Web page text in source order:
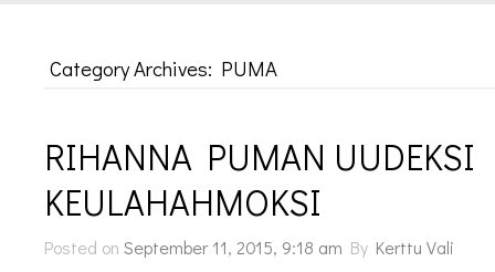
Category Archives: PUMA
RIHANNA PUMAN UUDEKSI
KEULAHAHMOKSI
Posted on September 11, 2015, 9:18 am By Kerttu Vali